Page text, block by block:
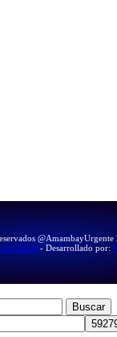
- Desarrollado por: